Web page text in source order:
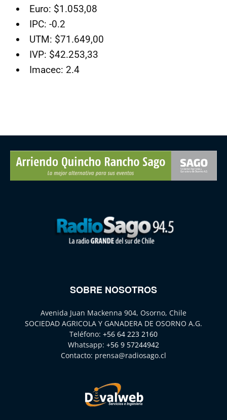
Euro: $1.053,08
IPC: -0.2
UTM: $71.649,00
IVP: $42.253,33
Imacec: 2.4
SOBRE NOSOTROS
Avenida Juan Mackenna 904, Osorno, Chile
SOCIEDAD AGRICOLA Y GANADERA DE OSORNO A.G.
Teléfono: +56 64 223 2160
Whatsapp: +56 9 57244942
Contacto: prensa@radiosago.cl